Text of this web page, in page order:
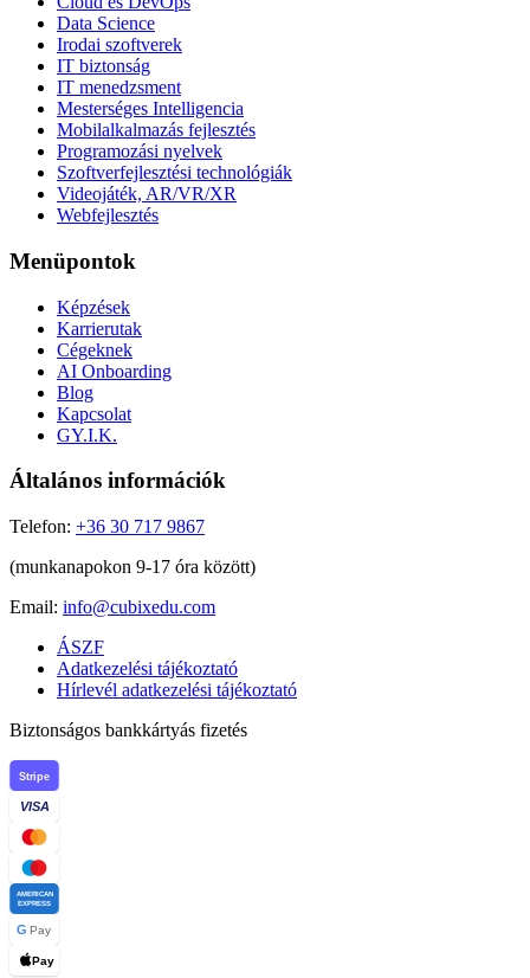
Data Science
Irodai szoftverek
IT biztonság
IT menedzsment
Mesterséges Intelligencia
Mobilalkalmazás fejlesztés
Programozási nyelvek
Szoftverfejlesztési technológiák
Videojáték, AR/VR/XR
Webfejlesztés
Menüpontok
Képzések
Karrierutak
Cégeknek
AI Onboarding
Blog
Kapcsolat
GY.I.K.
Általános információk
Telefon: +36 30 717 9867
(munkanapokon 9-17 óra között)
Email: info@cubixedu.com
ÁSZF
Adatkezelési tájékoztató
Hírlevél adatkezelési tájékoztató
Biztonságos bankkártyás fizetés
Stripe
VISA
AMERICAN
EXPRESS
G Pay
Pay